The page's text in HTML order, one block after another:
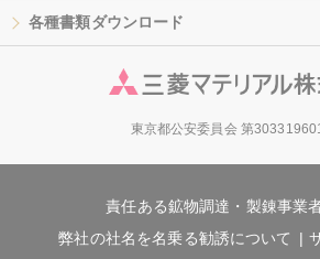
各種書類ダウンロード
東京都公安委員会 第
責任ある鉱物調達・製錬事業
弊社の社名を名乗る勧誘について